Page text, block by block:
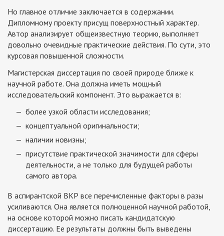
Но главное отличие заключается в содержании.
Дипломному проекту присущ поверхностный характер.
Автор анализирует общеизвестную теорию, выполняет
довольно очевидные практические действия. По сути, это
курсовая повышенной сложности.
Магистерская диссертация по своей природе ближе к
научной работе. Она должна иметь мощный
исследовательский компонент. Это выражается в:
более узкой области исследования;
концептуальной оригинальности;
наличии новизны;
присутствие практической значимости для сферы
деятельности, а не только для будущей работы
самого автора.
В аспирантской ВКР все перечисленные факторы в разы
усиливаются. Она является полноценной научной работой,
на основе которой можно писать кандидатскую
диссертацию. Ее результаты должны быть выведены